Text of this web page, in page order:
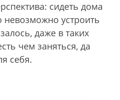
сидеть дома
невозможно устроить
даже в таких
чем заняться, да
себя.